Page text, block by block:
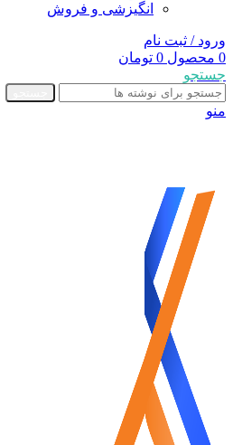
انگیزشی و فروش
ورود / ثبت نام
0 محصول 0 تومان
جستجو
منو